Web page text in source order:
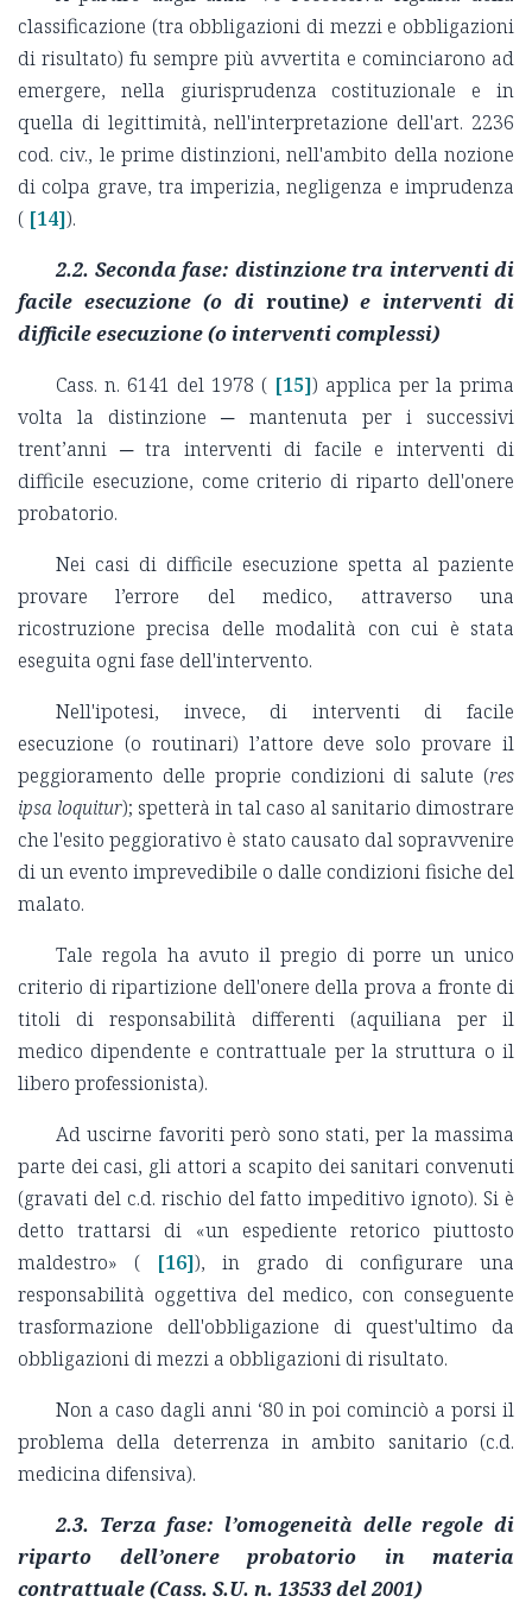
classificazione (tra obbligazioni di mezzi e obbligazioni
di risultato) fu sempre più avvertita e cominciarono ad
emergere, nella giurisprudenza costituzionale e in
quella di legittimità, nell'interpretazione dell'art. 2236
cod. civ., le prime distinzioni, nell'ambito della nozione
di colpa grave, tra imperizia, negligenza e imprudenza
( [14]).
2.2. Seconda fase: distinzione tra interventi di
facile esecuzione (o di routine) e interventi di
difficile esecuzione (o interventi complessi)
Cass. n. 6141 del 1978 ( [15]) applica per la prima
volta la distinzione ─ mantenuta per i successivi
trent’anni ─ tra interventi di facile e interventi di
difficile esecuzione, come criterio di riparto dell'onere
probatorio.
Nei casi di difficile esecuzione spetta al paziente
provare l’errore del medico, attraverso una
ricostruzione precisa delle modalità con cui è stata
eseguita ogni fase dell'intervento.
Nell'ipotesi, invece, di interventi di facile
esecuzione (o routinari) l’attore deve solo provare il
peggioramento delle proprie condizioni di salute (res
ipsa loquitur); spetterà in tal caso al sanitario dimostrare
che l'esito peggiorativo è stato causato dal sopravvenire
di un evento imprevedibile o dalle condizioni fisiche del
malato.
Tale regola ha avuto il pregio di porre un unico
criterio di ripartizione dell'onere della prova a fronte di
titoli di responsabilità differenti (aquiliana per il
medico dipendente e contrattuale per la struttura o il
libero professionista).
Ad uscirne favoriti però sono stati, per la massima
parte dei casi, gli attori a scapito dei sanitari convenuti
(gravati del c.d. rischio del fatto impeditivo ignoto). Si è
detto trattarsi di «un espediente retorico piuttosto
maldestro» (
[16]), in grado di configurare una
responsabilità oggettiva del medico, con conseguente
trasformazione dell'obbligazione di quest'ultimo da
obbligazioni di mezzi a obbligazioni di risultato.
Non a caso dagli anni ‘80 in poi cominciò a porsi il
problema della deterrenza in ambito sanitario (c.d.
medicina difensiva).
2.3. Terza fase: l’omogeneità delle regole di
riparto dell’onere probatorio in materia
contrattuale (Cass. S.U. n. 13533 del 2001)